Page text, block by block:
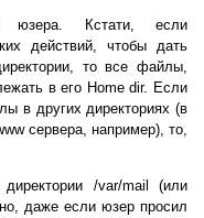
юзера. Кстати, если
действий, чтобы дать
то все файлы,
в его Home dir. Если
в других директориях (в
сервера, например), то,
/var/mail (или
даже если юзер просил